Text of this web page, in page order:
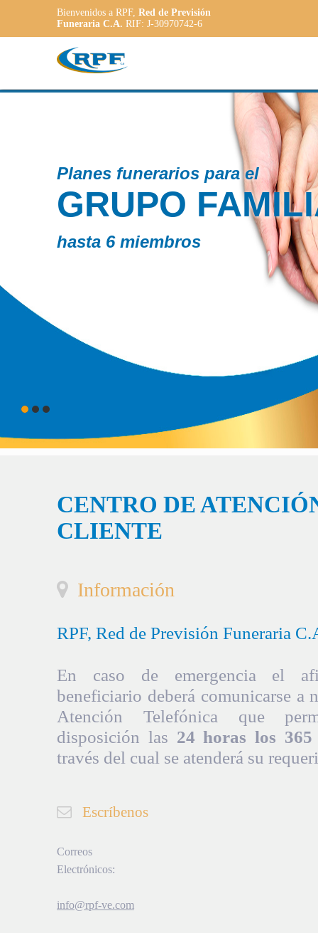
Bienvenidos a RPF, Red de Previsión
Funeraria C.A. RIF: J-30970742-6
Contamos
a las
CENTRO DE
CLIENTE
Información
RPF, Red de Previsión Funeraria
En caso de emergencia el
beneficiario deberá comunicarse a
Atención Telefónica que
disposición las 24 horas los
través del cual se atenderá su
Escríbenos
Correos
Electrónicos:
info@rpf-ve.com